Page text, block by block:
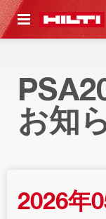
内容を表示
お知
2026年